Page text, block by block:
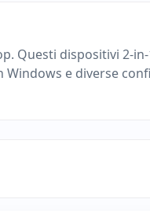
Questi dispositivi 2-
e diverse